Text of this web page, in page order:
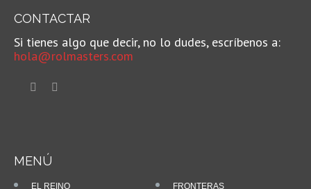
CONTACTAR
Si tienes algo que decir, no lo dudes, escríbenos a:
hola@rolmasters.com
MENÚ
EL REINO FRONTERAS